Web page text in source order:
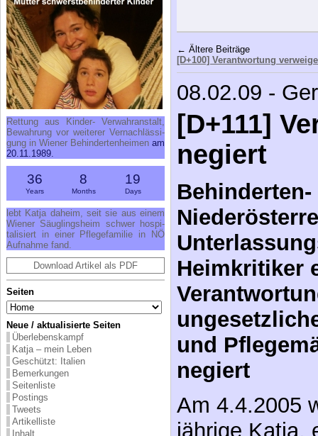
Ret­tung aus Kin­der- Ver­wahr­an­stalt,
Be­wah­rung vor wei­te­rer Ver­nach­läs­si­
gung in Wie­ner Be­hin­der­ten­hei­men am
20.11.1989.
36
Years
8
Months
19
Days
lebt Kat­ja da­heim, seit sie aus ei­nem
Wie­ner Säug­lings­heim schwer hos­pi­
ta­li­siert in ei­ner Pfle­ge­fa­mi­lie in NÖ
Auf­nah­me fand.
Download Artikel als PDF
Seiten
Neue / aktualisierte Seiten
Überlebenskampf
Katja – mein Leben
Geschützt: Italien
Bemerkungen
Seitenliste
Postings
Tweets
Artikelliste
Inhalt
← Ältere Beiträge
[D+100] Verantwortung
08.02.09 -
[D+111]
negiert
Heimkritiker
und
negiert
Am 4.4.2005
jährige Katja,